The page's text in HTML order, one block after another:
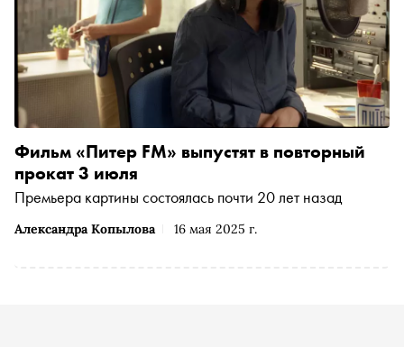
Александра Копылова 16 мая 2025 г.
Фильм «Питер FM» выпустят в повторный
прокат 3 июля
Премьера картины состоялась почти 20 лет назад